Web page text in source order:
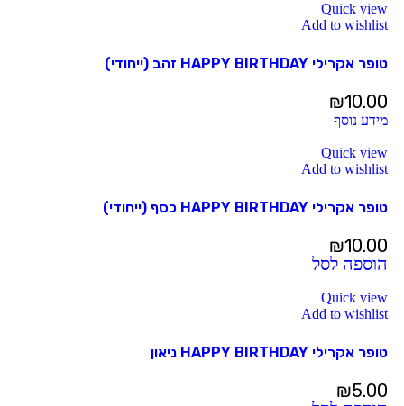
Quick view
Add to wishlist
טופר אקרילי HAPPY BIRTHDAY זהב (ייחודי)
₪10.00
מידע נוסף
Quick view
Add to wishlist
טופר אקרילי HAPPY BIRTHDAY כסף (ייחודי)
₪10.00
הוספה לסל
Quick view
Add to wishlist
טופר אקרילי HAPPY BIRTHDAY ניאון
₪5.00